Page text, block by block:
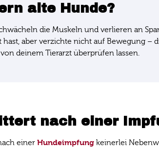
alte Hunde?
die Muskeln und verlieren an
aber verzichte nicht auf Bewegung –
deinem Tierarzt überprüfen lassen.
nach einer
einer Hundeimpfung keinerlei